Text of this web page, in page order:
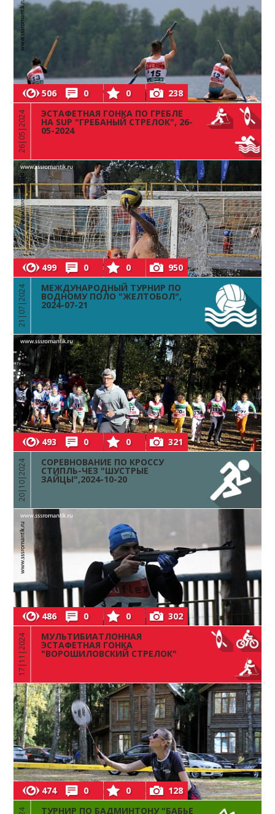
506 0 0 238
26|05|2024 ЭСТАФЕТНАЯ ГОНКА ПО ГРЕБЛЕ
НА SUP "ГРЕБАНЫЙ СТРЕЛОК", 26-
05-2024
499 0 0 950
21|07|2024 МЕЖДУНАРОДНЫЙ ТУРНИР ПО
ВОДНОМУ ПОЛО "ЖЕЛТОБОЛ",
2024-07-21
493 0 0 321
20|10|2024 СОРЕВНОВАНИЕ ПО КРОССУ
СТИПЛЬ-ЧЕЗ "ШУСТРЫЕ
ЗАЙЦЫ",2024-10-20
486 0 0 302
17|11|2024 МУЛЬТИБИАТЛОННАЯ
ЭСТАФЕТНАЯ ГОНКА
"ВОРОШИЛОВСКИЙ СТРЕЛОК"
474 0 0 128
ТУРНИР ПО БАДМИНТОНУ "БАБЬЕ